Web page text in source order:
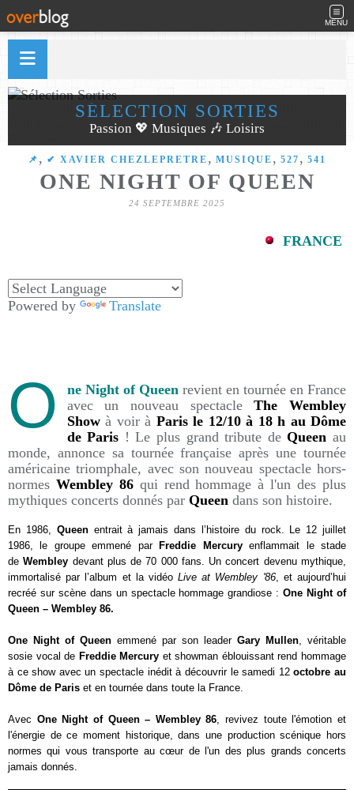
MENU
SÉLECTION SORTIES
Passion 💖 Musiques 🎶 Loisirs
​​​​​​​📌 , ✔ XAVIER CHEZLEPRETRE , MUSIQUE , 527 , 541
ONE NIGHT OF QUEEN
24 SEPTEMBRE 2025
FRANCE
Powered by Translate
O ne Night of Queen revient en tournée en France
avec un nouveau spectacle
The Wembley
Show à voir à Paris le 12/10 à 18 h au Dôme
de Paris ! Le plus grand tribute de Queen au
monde, annonce sa tournée française après une tournée
américaine triomphale, avec son nouveau spectacle hors-
normes Wembley 86 qui rend hommage à l'un des plus
mythiques concerts donnés par Queen dans son histoire.
En 1986, Queen entrait à jamais dans l’histoire du rock. Le 12 juillet
1986, le groupe emmené par
Freddie Mercury enflammait le stade
de Wembley devant plus de 70 000 fans. Un concert devenu mythique,
immortalisé par l’album et la vidéo Live at Wembley '86, et aujourd’hui
recréé sur scène dans un spectacle hommage grandiose : One Night of
Queen – Wembley 86.
One Night of Queen emmené par son leader Gary Mullen, véritable
sosie vocal de Freddie Mercury et showman éblouissant rend hommage
à ce show avec un spectacle inédit à découvrir le samedi 12octobre au
Dôme de Paris et en tournée dans toute la France.
Avec One Night of Queen – Wembley 86, revivez toute l'émotion et
l'énergie de ce moment historique, dans une production scénique hors
normes qui vous transporte au cœur de l'un des plus grands concerts
jamais donnés.